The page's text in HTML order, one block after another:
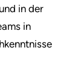
in der
in